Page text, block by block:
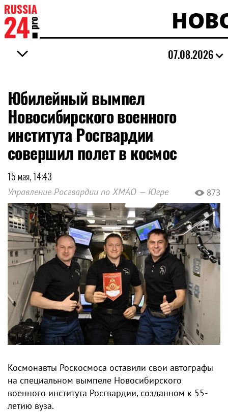
07.08.2026
Юбилейный вымпел
Новосибирского военного
института Росгвардии
совершил полет в космос
15 мая, 14:43
Управление Росгвардии по ХМАО — Югре 873
Космонавты Роскосмоса оставили свои автографы
на специальном вымпеле Новосибирского
военного института Росгвардии, созданном к 55-
летию вуза.